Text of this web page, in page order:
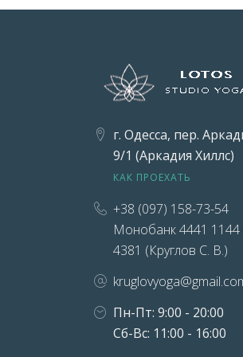
г. Одесса, пер.
9/1 (Аркадия Хиллс)
КАК ПРОЕХАТЬ
+38 (097) 158-73-54
Монобанк 4441 1144
4381 (Круглов С. В.)
Пн-Пт: 9:00 - 20:00
Сб-Вс: 11:00 - 16:00